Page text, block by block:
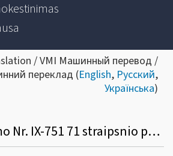
/ VMI Машинный перевод /
переклад (English, Русский,
Українська)
Dėl PVM įstatymo Nr. IX-751 71 straipsnio pakeitimo įstatymo